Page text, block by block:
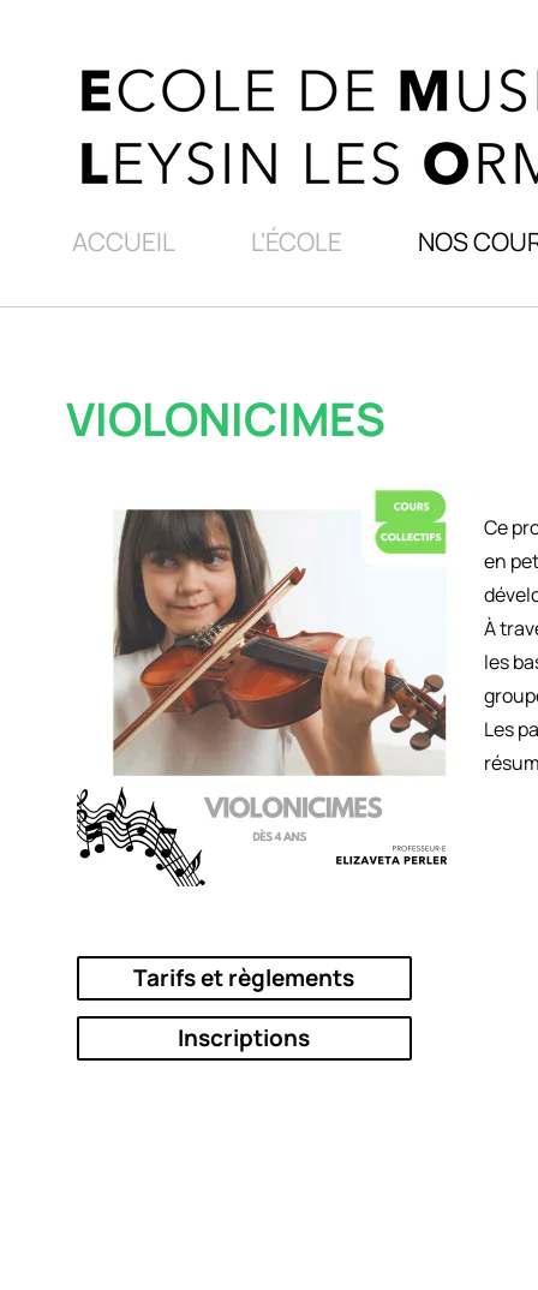
ACCUEIL L'ÉCOLE NOS
VIOLONICIMES
Ce
en
À
les
Les
Tarifs et règlements
Inscriptions